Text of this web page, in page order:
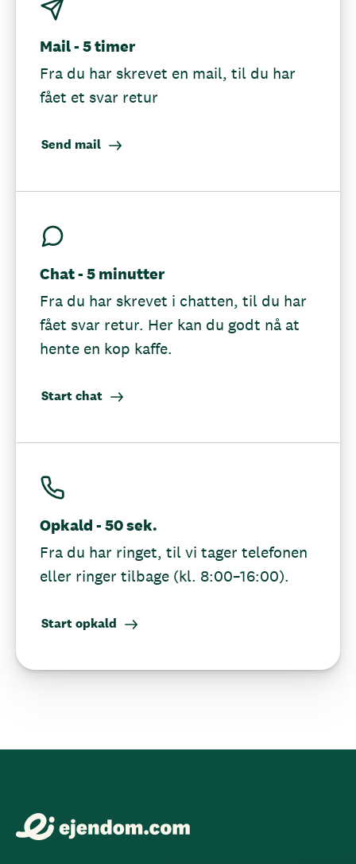
Mail - 5 timer
Fra du har skrevet en mail, til du har
fået et svar retur
Send mail
Chat - 5 minutter
Fra du har skrevet i chatten, til du har
fået svar retur. Her kan du godt nå at
hente en kop kaffe.
Start chat
Opkald - 50 sek.
Fra du har ringet, til vi tager telefonen
eller ringer tilbage (kl. 8:00–16:00).
Start opkald